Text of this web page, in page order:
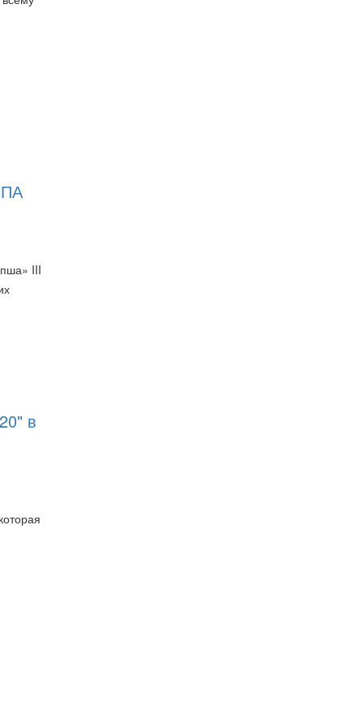
III
в